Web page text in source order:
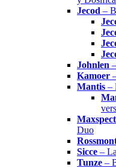
Jecod –
Johnlen
Kamoer
Mantis –
Maxspect
Duo
Sicce –
Tunze –